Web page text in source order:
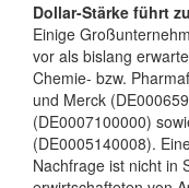
Dollar-Stärke führt
Einige
vor als bislang
Chemie- bzw.
und Merck
(DE0007100000)
(DE0005140008).
Nachfrage ist nicht in